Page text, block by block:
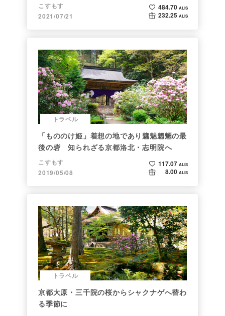
こすもす
2021/07/21
484.70 ALIS
232.25 ALIS
トラベル
「もののけ姫」着想の地であり魑魅魍魎の最
後の砦 知られざる京都洛北・志明院へ
こすもす
2019/05/08
117.07 ALIS
8.00 ALIS
トラベル
京都大原・三千院の桜からシャクナゲへ替わ
る季節に